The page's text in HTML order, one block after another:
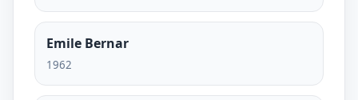
Emile Bernar
1962